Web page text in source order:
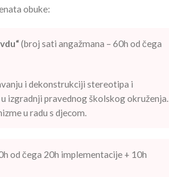
obuke:
(broj sati angažmana – 60h od čega
i dekonstrukciji stereotipa i
izgradnji pravednog školskog okruženja.
u radu s djecom.
od čega 20h implementacije + 10h